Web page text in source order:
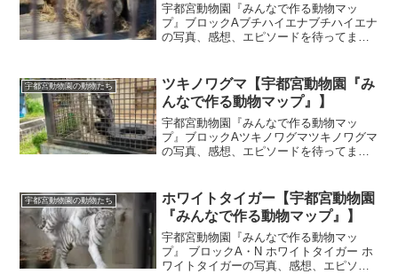
宇都宮動物園『みんなで作る動物マッ
プ』ブロックAブチハイエナブチハイエナ
の写真、感想、エピソードを待ってま
想、ブチハイエナとのエピソードなどを
募集しています。公式...
宇都宮動物園の動物たち
ツキノワグマ【宇都宮動物園『み
んなで作る動物マップ』】
宇都宮動物園『みんなで作る動物マッ
プ』ブロックAツキノワグマツキノワグマ
の写真、感想、エピソードを待ってま
想、ツキノワグマとのエピソードなどを
募集しています。公式...
宇都宮動物園の動物たち
ホワイトタイガー【宇都宮動物園
『みんなで作る動物マップ』】
宇都宮動物園『みんなで作る動物マッ
プ』 ブロックA・N ホワイトタイガー ホ
ワイトタイガーの写真、感想、エピソー